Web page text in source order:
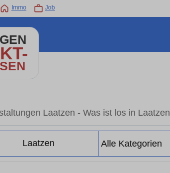
Immo Job
Laatzen - Was ist los in Laatzen